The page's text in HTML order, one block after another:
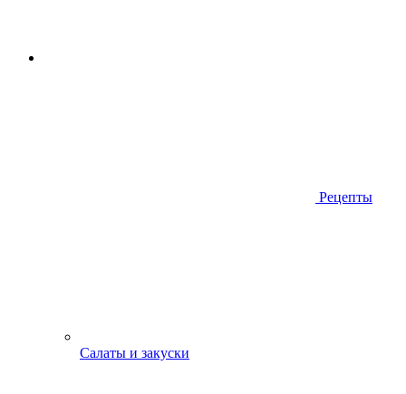
Рецепты
Салаты и закуски